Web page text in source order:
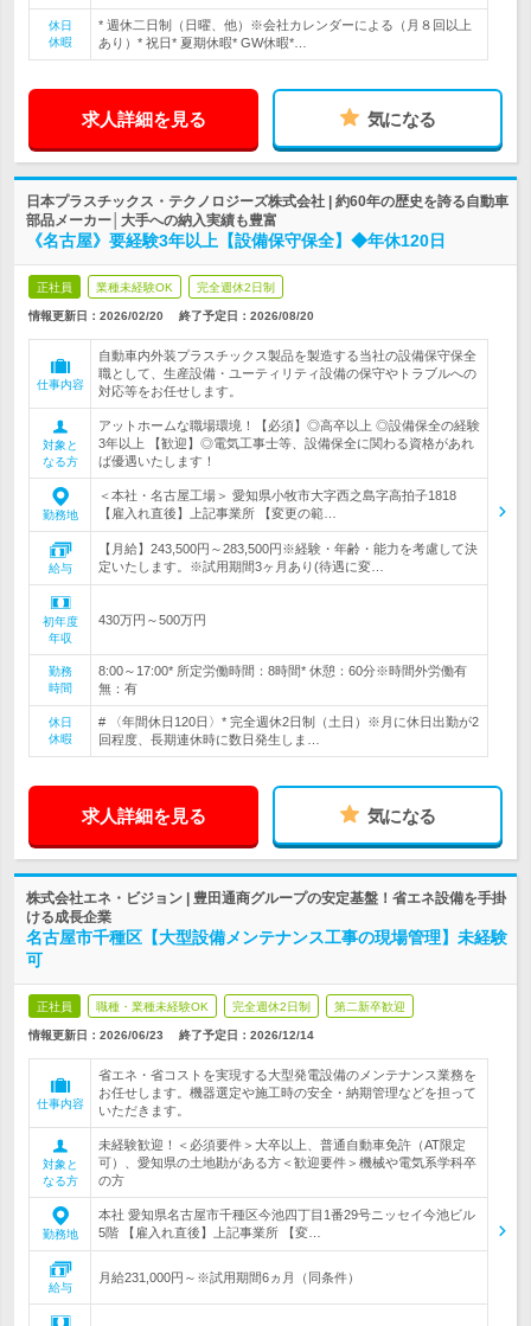
休日
休暇
* 週休二日制（日曜、他）※会社カレンダーによる（月８回以上
あり）* 祝日* 夏期休暇* GW休暇*…
求人詳細を見る 気になる
日本プラスチックス・テクノロジーズ株式会社 | 約60年の歴史を誇る自動車
部品メーカー│大手への納入実績も豊富
《名古屋》要経験3年以上【設備保守保全】◆年休120日
正社員 業種未経験OK 完全週休2日制
情報更新日：2026/02/20 終了予定日： 2026/08/20
仕事内容
自動車内外装プラスチックス製品を製造する当社の設備保守保全
職として、生産設備・ユーティリティ設備の保守やトラブルへの
対応等をお任せします。
対象と
なる方
アットホームな職場環境！【必須】◎高卒以上 ◎設備保全の経験
3年以上 【歓迎】◎電気工事士等、設備保全に関わる資格があれ
ば優遇いたします！
勤務地
＜本社・名古屋工場＞ 愛知県小牧市大字西之島字高拍子1818
【雇入れ直後】上記事業所 【変更の範…
給与
【月給】243,500円～283,500円※経験・年齢・能力を考慮して決
定いたします。※試用期間3ヶ月あり(待遇に変…
初年度
年収
430万円～500万円
勤務
時間
8:00～17:00* 所定労働時間：8時間* 休憩：60分※時間外労働有
無：有
休日
休暇
# 〈年間休日120日〉* 完全週休2日制（土日）※月に休日出勤が2
回程度、長期連休時に数日発生しま…
求人詳細を見る 気になる
株式会社エネ・ビジョン | 豊田通商グループの安定基盤！省エネ設備を手掛
ける成長企業
名古屋市千種区【大型設備メンテナンス工事の現場管理】未経験
可
正社員 職種・業種未経験OK 完全週休2日制 第二新卒歓迎
情報更新日：2026/06/23 終了予定日： 2026/12/14
仕事内容
省エネ・省コストを実現する大型発電設備のメンテナンス業務を
お任せします。機器選定や施工時の安全・納期管理などを担って
いただきます。
対象と
なる方
未経験歓迎！＜必須要件＞大卒以上、普通自動車免許（AT限定
可）、愛知県の土地勘がある方＜歓迎要件＞機械や電気系学科卒
の方
勤務地
本社 愛知県名古屋市千種区今池四丁目1番29号ニッセイ今池ビル
5階 【雇入れ直後】上記事業所 【変…
給与
月給231,000円～※試用期間6ヵ月（同条件）